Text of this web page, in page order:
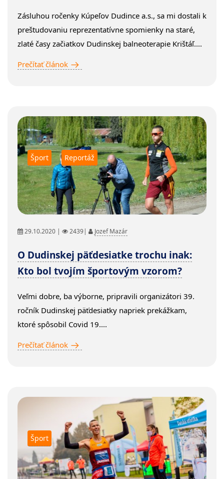
Zásluhou ročenky Kúpeľov Dudince a.s., sa mi dostali k
preštudovaniu reprezentatívne spomienky na staré,
zlaté časy začiatkov Dudinskej balneoterapie Krištáľ....
Prečítať článok
Šport Reportáž
29.10.2020 | 2439| Jozef Mazár
O Dudinskej päťdesiatke trochu inak:
Kto bol tvojím športovým vzorom?
Veľmi dobre, ba výborne, pripravili organizátori 39.
ročník Dudinskej päťdesiatky napriek prekážkam,
ktoré spôsobil Covid 19....
Prečítať článok
Šport